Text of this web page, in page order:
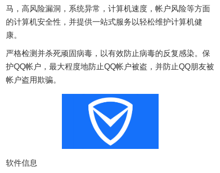
马，高风险漏洞，系统异常，计算机速度，帐户风险等方面
的计算机安全性，并提供一站式服务以轻松维护计算机健
康。
严格检测并杀死顽固病毒，以有效防止病毒的反复感染。保
护QQ帐户，最大程度地防止QQ帐户被盗，并防止QQ朋友被
帐户盗用欺骗。
软件信息